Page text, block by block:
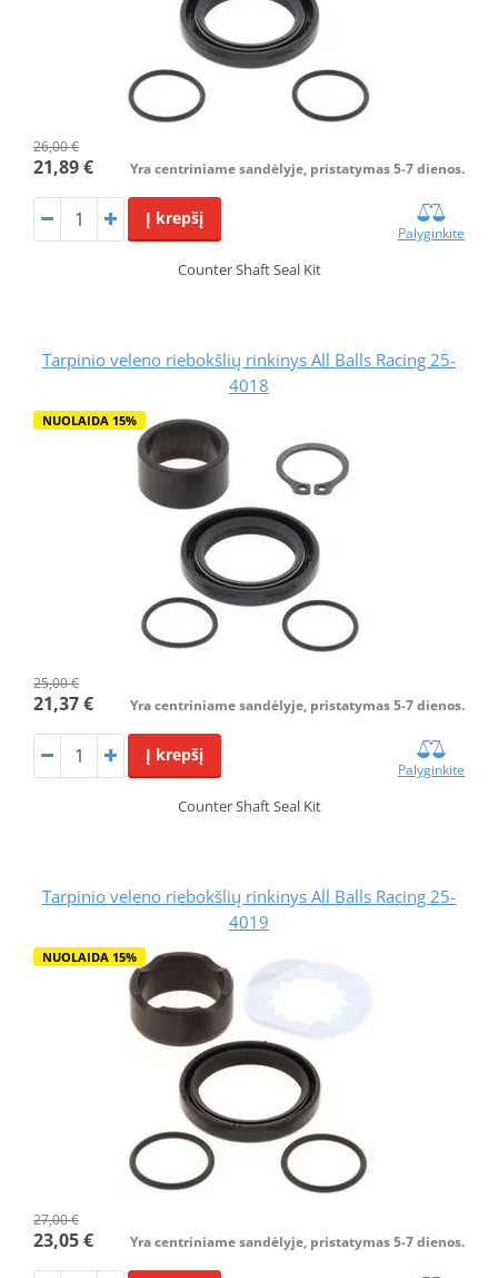
26,00 €
21,89 € Yra centriniame sandėlyje, pristatymas 5-7 dienos.
Į krepšį
Palyginkite
Counter Shaft Seal Kit
Tarpinio veleno riebokšlių rinkinys All Balls Racing 25-
4018
NUOLAIDA 15%
25,00 €
21,37 € Yra centriniame sandėlyje, pristatymas 5-7 dienos.
Į krepšį
Palyginkite
Counter Shaft Seal Kit
Tarpinio veleno riebokšlių rinkinys All Balls Racing 25-
4019
NUOLAIDA 15%
27,00 €
23,05 € Yra centriniame sandėlyje, pristatymas 5-7 dienos.